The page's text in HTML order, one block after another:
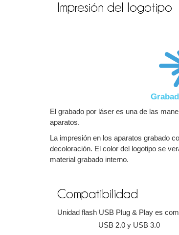
Impresión del logotipo
El grabado por láser es una de las
aparatos.
La impresión en los aparatos grabado
decoloración. El color del logotipo se
material grabado interno.
Compatibilidad
Unidad flash USB Plug & Play es
USB 2.0 y USB 3.0